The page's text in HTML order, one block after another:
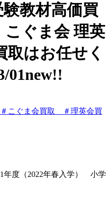
験教材高価買
ぐま会 理英
はお任せく
01new!!
こぐま会買取 ＃理英会買
年度（2022年春入学） 小学